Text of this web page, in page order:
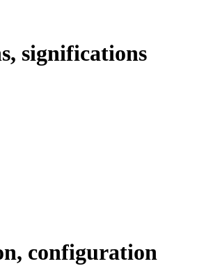
significations
configuration